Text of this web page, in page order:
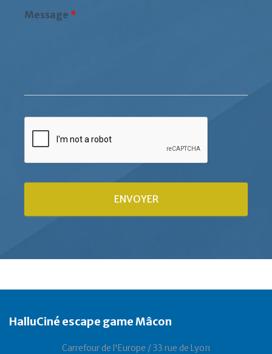
Message *
ENVOYER
HalluCiné escape game Mâcon
Carrefour de l'Europe / 33 rue de Lyon